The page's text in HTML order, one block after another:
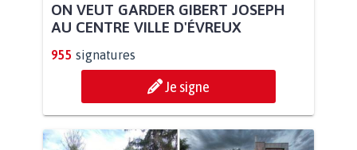
ON VEUT GARDER GIBERT JOSEPH
AU CENTRE VILLE D'ÉVREUX
955 signatures
Je signe